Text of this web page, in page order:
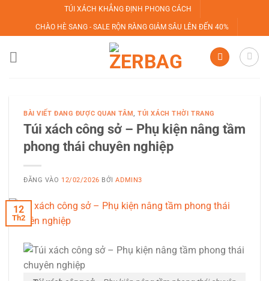
nội
dung
TÚI XÁCH KHẲNG ĐỊNH PHONG CÁCH
CHÀO HÈ SANG - SALE RỘN RÀNG GIẢM SÂU LÊN ĐẾN 40%
BÀI VIẾT ĐANG ĐƯỢC QUAN TÂM,TÚI XÁCH THỜI TRANG
Túi xách công sở – Phụ kiện nâng tầm
phong thái chuyên nghiệp
ĐĂNG VÀO 12/02/2026 BỞIADMIN3
12
Th2